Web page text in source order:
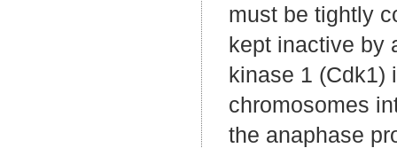
must be tightly
kept inactive by
kinase 1 (Cdk1)
chromosomes
the anaphase